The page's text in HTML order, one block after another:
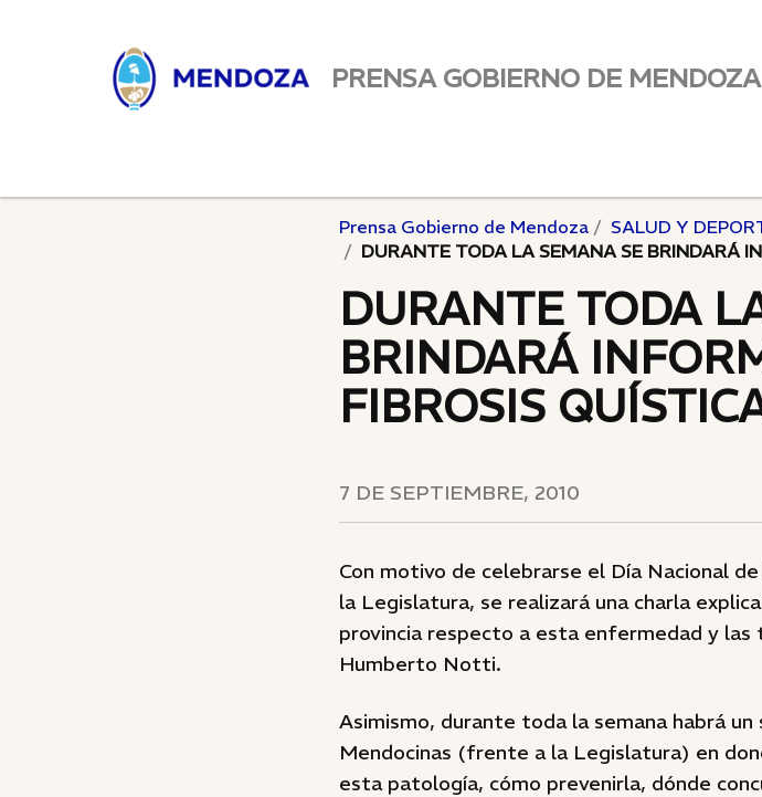
PRENSA GOBIERNO DE MENDOZA
Prensa Gobierno de Mendoza
SALUD Y
DURANTE TODA LA SEMANA SE BRINDARÁ
DURANTE TODA
BRINDARÁ
FIBROSIS
7 DE SEPTIEMBRE, 2010
Con motivo de celebrarse el Día Nacional
la Legislatura, se realizará una charla
provincia respecto a esta enfermedad y
Humberto Notti.
Asimismo, durante toda la semana habrá
Mendocinas (frente a la Legislatura) en
esta patología, cómo prevenirla, dónde